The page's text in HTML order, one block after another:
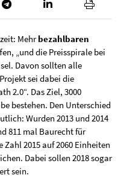
Mehrbezahlbaren
„und die Preisspirale bei
Davon sollten alle
sei dabei die
2.0“. Das Ziel, 3000
bestehen. Den Unterschied
Wurden 2013 und 2014
811 mal Baurecht für
2015 auf 2060 Einheiten
Dabei sollen 2018 sogar
sein.